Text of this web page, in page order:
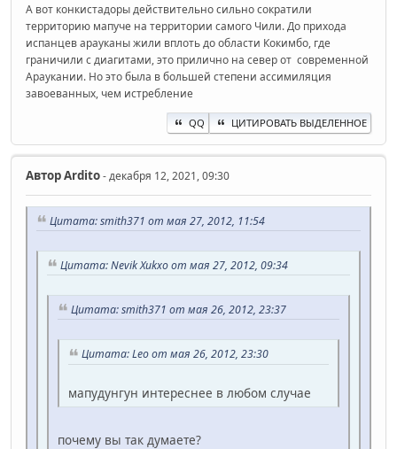
А вот конкистадоры действительно сильно сократили
территорию мапуче на территории самого Чили. До прихода
испанцев арауканы жили вплоть до области Кокимбо, где
граничили с диагитами, это прилично на север от современной
Араукании. Но это была в большей степени ассимиляция
завоеванных, чем истребление
QQ ЦИТИРОВАТЬ ВЫДЕЛЕННОЕ
АвторArdito- декабря 12, 2021, 09:30
Цитата: smith371 от мая 27, 2012, 11:54
Цитата: Nevik Xukxo от мая 27, 2012, 09:34
Цитата: smith371 от мая 26, 2012, 23:37
Цитата: Leo от мая 26, 2012, 23:30
мапудунгун интереснее в любом случае
почему вы так думаете?